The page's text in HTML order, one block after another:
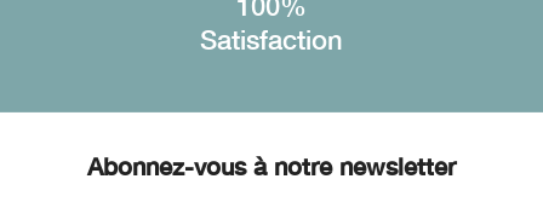
100%
Satisfaction
Abonnez-vous à notre newsletter